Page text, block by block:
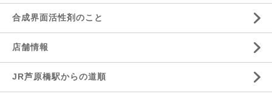
合成界面活性剤のこと
店舗情報
JR芦原橋駅からの道順